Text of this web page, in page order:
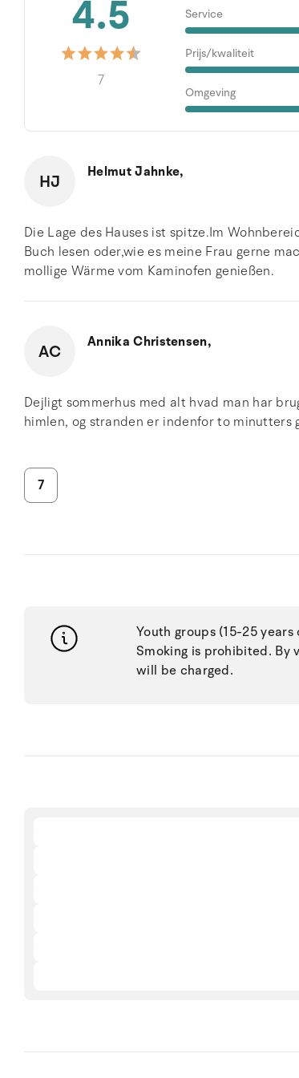
4.5
7
Service
Prijs/kwaliteit
Omgeving
HJ Helmut Jahnke,
Die Lage des Hauses ist spitze.Im
Buch lesen oder,wie es meine Frau gerne
mollige Wärme vom Kaminofen genießen.
AC Annika Christensen,
Dejligt sommerhus med alt hvad man har
himlen, og stranden er indenfor to minutters
7
Youth groups (15-25
Smoking is prohibited. By
will be charged.